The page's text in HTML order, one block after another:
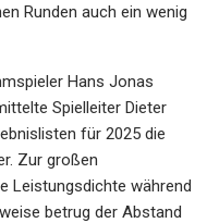
Runden auch ein wenig
Hans Jonas
Spielleiter Dieter
für 2025 die
Zur großen
Leistungsdichte während
betrug der Abstand